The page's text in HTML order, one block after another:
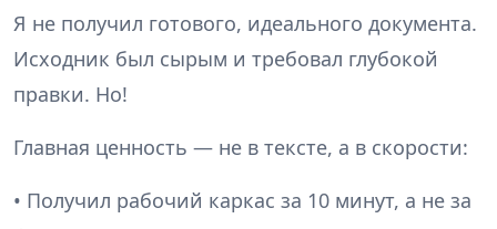
Я не получил готового, идеального документа.
Исходник был сырым и требовал глубокой
правки. Но!
Главная ценность — не в тексте, а в скорости:
• Получил рабочий каркас за 10 минут, а не за